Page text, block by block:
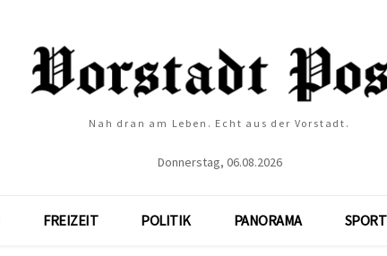
Nah dran am Leben. Echt aus der Vorstadt.
Donnerstag, 06.08.2026
FREIZEIT POLITIK PANORAMA SPORT